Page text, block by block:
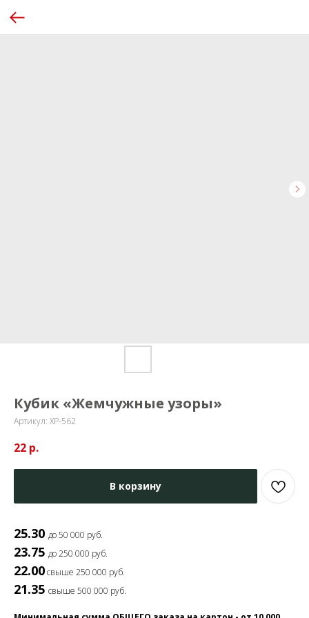
Кубик «Жемчужные узоры»
Артикул: ХР-562
22 р.
В корзину
25.30 до 50 000 руб.
23.75 до 250 000 руб.
22.00свыше 250 000 руб.
21.35 свыше 500 000 руб.